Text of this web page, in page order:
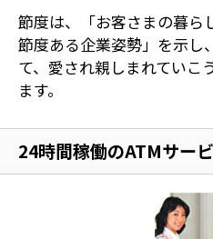
節度は、「お客さまの暮ら
節度ある企業姿勢」を示し
て、愛され親しまれていこ
ます。
24時間稼働のATMサー